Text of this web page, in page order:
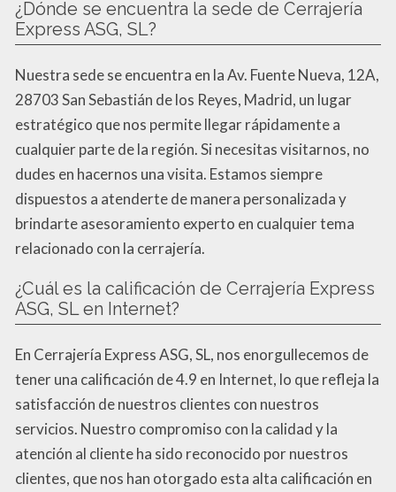
¿Dónde se encuentra la sede de Cerrajería
Express ASG, SL?
Nuestra sede se encuentra en la Av. Fuente Nueva, 12A,
28703 San Sebastián de los Reyes, Madrid, un lugar
estratégico que nos permite llegar rápidamente a
cualquier parte de la región. Si necesitas visitarnos, no
dudes en hacernos una visita. Estamos siempre
dispuestos a atenderte de manera personalizada y
brindarte asesoramiento experto en cualquier tema
relacionado con la cerrajería.
¿Cuál es la calificación de Cerrajería Express
ASG, SL en Internet?
En Cerrajería Express ASG, SL, nos enorgullecemos de
tener una calificación de 4.9 en Internet, lo que refleja la
satisfacción de nuestros clientes con nuestros
servicios. Nuestro compromiso con la calidad y la
atención al cliente ha sido reconocido por nuestros
clientes, que nos han otorgado esta alta calificación en